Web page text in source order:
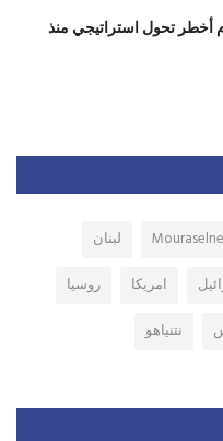
أخطر تحول استراتيجي منذ
لبنان
امريكا
روسيا
نتنياهو